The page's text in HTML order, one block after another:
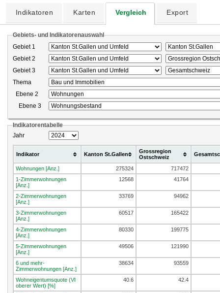
Indikatoren Karten Vergleich Export
Gebiets- und Indikatorenauswahl
Gebiet 1
Gebiet 2
Gebiet 3
Thema
Ebene 2
Ebene 3
Indikatorentabelle
Jahr
Indikator Kanton St.Gallen
Grossregion
Ostschweiz
Wohnungen [Anz.] 275324
717472
1-Zimmerwohnungen
[Anz.]
12568 41764
2-Zimmerwohnungen
[Anz.]
33769 94962
3-Zimmerwohnungen
[Anz.]
60517 165422
4-Zimmerwohnungen
[Anz.]
80330 199775
5-Zimmerwohnungen
[Anz.]
49506 121990
6 und mehr-
Zimmerwohnungen [Anz.]
38634 93559
Wohneigentumsquote (VI
oberer Wert) [%]
40.6 42.4